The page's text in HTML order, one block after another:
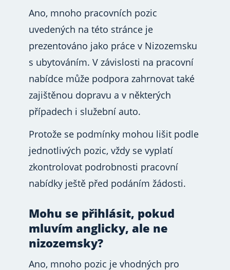
Ano, mnoho pracovních pozic
uvedených na této stránce je
prezentováno jako práce v Nizozemsku
s ubytováním. V závislosti na pracovní
nabídce může podpora zahrnovat také
zajištěnou dopravu a v některých
případech i služební auto.
Protože se podmínky mohou lišit podle
jednotlivých pozic, vždy se vyplatí
zkontrolovat podrobnosti pracovní
nabídky ještě před podáním žádosti.
Mohu se přihlásit, pokud
mluvím anglicky, ale ne
nizozemsky?
Ano, mnoho pozic je vhodných pro